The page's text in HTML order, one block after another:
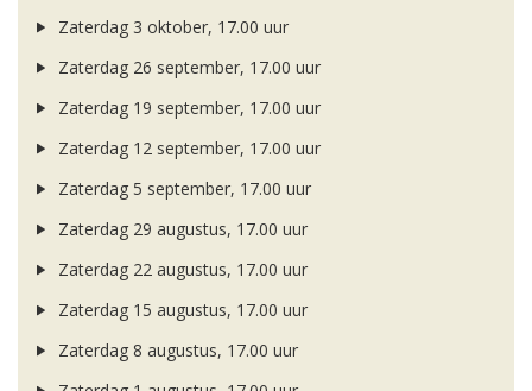
Zaterdag 3 oktober, 17.00 uur
Zaterdag 26 september, 17.00 uur
Zaterdag 19 september, 17.00 uur
Zaterdag 12 september, 17.00 uur
Zaterdag 5 september, 17.00 uur
Zaterdag 29 augustus, 17.00 uur
Zaterdag 22 augustus, 17.00 uur
Zaterdag 15 augustus, 17.00 uur
Zaterdag 8 augustus, 17.00 uur